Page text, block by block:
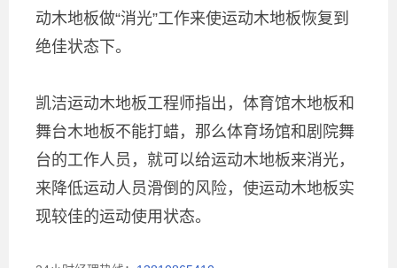
动木地板做“消光”工作来使运动木地板恢复到
绝佳状态下。
凯洁运动木地板工程师指出，体育馆木地板和
舞台木地板不能打蜡，那么体育场馆和剧院舞
台的工作人员，就可以给运动木地板来消光，
来降低运动人员滑倒的风险，使运动木地板实
现较佳的运动使用状态。